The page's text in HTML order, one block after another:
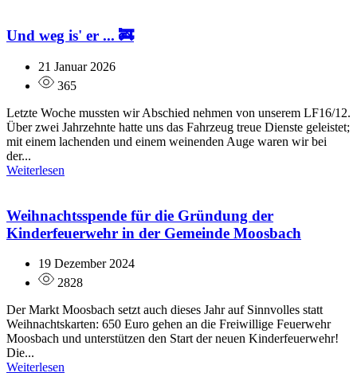
Und weg is' er ... 🚒
21 Januar 2026
365
Letzte Woche mussten wir Abschied nehmen von unserem LF16/12.
Über zwei Jahrzehnte hatte uns das Fahrzeug treue Dienste geleistet;
mit einem lachenden und einem weinenden Auge waren wir bei
der...
Weiterlesen
Weihnachtsspende für die Gründung der
Kinderfeuerwehr in der Gemeinde Moosbach
19 Dezember 2024
2828
Der Markt Moosbach setzt auch dieses Jahr auf Sinnvolles statt
Weihnachtskarten: 650 Euro gehen an die Freiwillige Feuerwehr
Moosbach und unterstützen den Start der neuen Kinderfeuerwehr!
Die...
Weiterlesen